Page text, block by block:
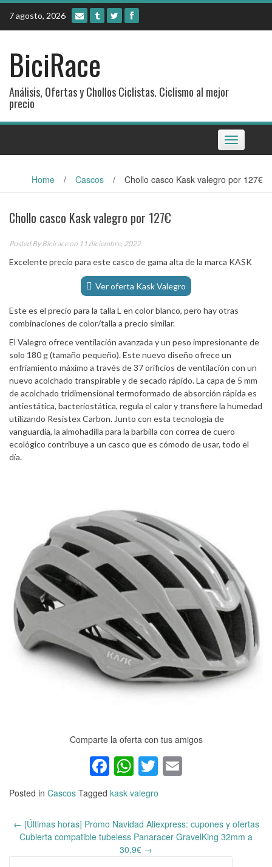
Skip
content
7 agosto, 2026
BiciRace
Análisis, Ofertas y Chollos Ciclistas. Ciclismo al mejor
precio
Toggle
navigation
Home / Cascos / Chollo casco Kask valegro por 127€
Chollo casco Kask valegro por 127€
Posted ByBiciraceon 11 diciembre, 2022
Excelente precio para este casco de gama alta de la marca KASK
Ver oferta Kask Valegro
Este es el precio para la talla L en color blanco, pero hay otras
combinaciones de color/talla a precio similar.
El Valegro ofrece ventilación avanzada y un peso impresionante de
solo 180 g (tamaño pequeño). Este nuevo diseño ofrece un
enfriamiento máximo a través de 37 orificios de ventilación con un
nuevo acolchado transpirable y de secado rápido. La capa de 5 mm
de acolchado tridimensional termoformado de absorción rápida es
antiestática, bacteriostática, regula el calor y transfiere la humedad
utilizando Resistex Carbon. Junto con esta tecnología de
vanguardia, la almohadilla para la barbilla con correa de cuero
ecológico contribuye a un casco que es cómodo de usar, todo el
día.
Comparte la oferta con tus amigos
Facebook
WhatsApp
Twitter
Posted in Cascos Tagged kask valegro
Post
← [Últimas horas] Promo Navidad Aliexpress: cupones y ofertas
Cubierta compatible tubeless Panaracer GravelKing 32mm a
30,9€ →